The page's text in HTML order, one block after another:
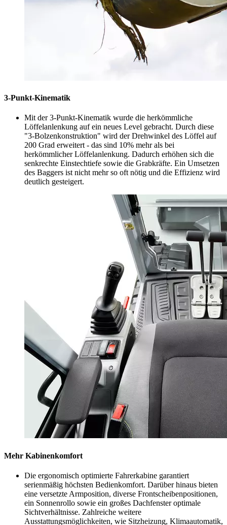
3-Punkt-Kinematik
Mit der 3-Punkt-Kinematik wurde die herkömmliche
Löffelanlenkung auf ein neues Level gebracht. Durch diese
"3-Bolzenkonstruktion" wird der Drehwinkel des Löffel auf
200 Grad erweitert - das sind 10% mehr als bei
herkömmlicher Löffelanlenkung. Dadurch erhöhen sich die
senkrechte Einstechtiefe sowie die Grabkräfte. Ein Umsetzen
des Baggers ist nicht mehr so oft nötig und die Effizienz wird
deutlich gesteigert.
Mehr Kabinenkomfort
Die ergonomisch optimierte Fahrerkabine garantiert
serienmäßig höchsten Bedienkomfort. Darüber hinaus bieten
eine versetzte Armposition, diverse Frontscheibenpositionen,
ein Sonnenrollo sowie ein großes Dachfenster optimale
Sichtverhältnisse. Zahlreiche weitere
Ausstattungsmöglichkeiten, wie Sitzheizung, Klimaautomatik,